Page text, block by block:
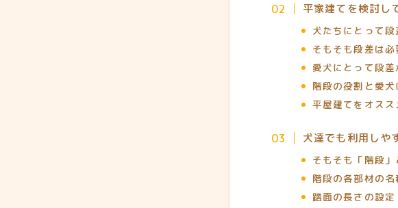
平家建てを検討し
犬たちにとって段
そもそも段差は必
愛犬にとって段
階段の役割と愛
平屋建てをオスス
犬達でも利用しや
そもそも「階段」
階段の各部材の名
踏面の長さの設定